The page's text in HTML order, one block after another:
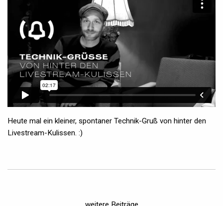
Heute mal ein kleiner, spontaner Technik-Gruß von hinter den
Livestream-Kulissen. :)